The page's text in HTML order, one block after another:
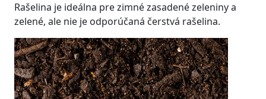
Rašelina je ideálna pre zimné zasadené zeleniny a
zelené, ale nie je odporúčaná čerstvá rašelina.